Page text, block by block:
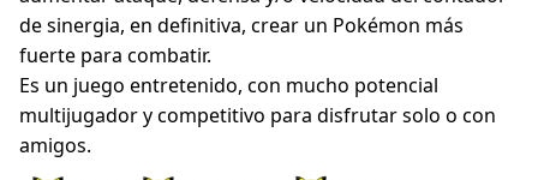
de sinergia, en definitiva, crear un Pokémon más
fuerte para combatir.
Es un juego entretenido, con mucho potencial
multijugador y competitivo para disfrutar solo o con
amigos.